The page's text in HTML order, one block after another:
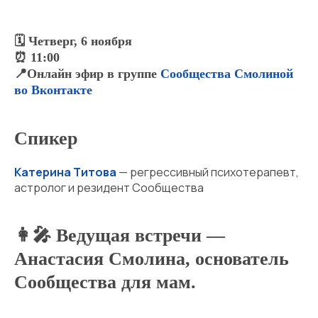
🗓 Четверг, 6 ноября
⏰ 11:00
📍Онлайн эфир в группе Сообщества Смолиной
во Вконтакте
Спикер
Катерина Титова — регрессивный психотерапевт,
астролог и резидент Сообщества
👩‍🎤 Ведущая встречи —
Анастасия Смолина, основатель
Сообщества для мам.